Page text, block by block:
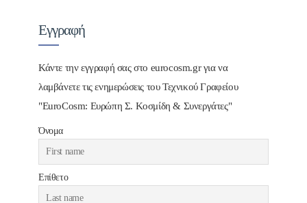
Εγγραφή
Κάντε την εγγραφή σας στο eurocosm.gr για να
λαμβάνετε τις ενημερώσεις του Τεχνικού Γραφείου
"EuroCosm: Ευρώπη Σ. Κοσμίδη & Συνεργάτες"
Όνομα
Επίθετο